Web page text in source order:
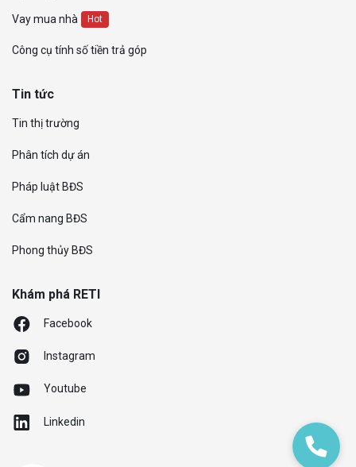
Vay mua nhà Hot
Công cụ tính số tiền trả góp
Tin tức
Tin thị trường
Phân tích dự án
Pháp luật BĐS
Cẩm nang BĐS
Phong thủy BĐS
Khám phá RETI
Facebook
Instagram
Youtube
Linkedin